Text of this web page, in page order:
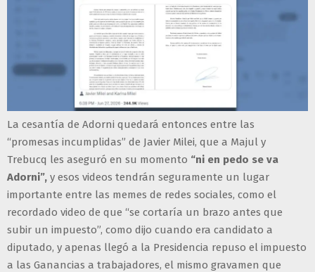
La cesantía de Adorni quedará entonces entre las
“promesas incumplidas” de Javier Milei, que a Majul y
Trebucq les aseguró en su momento “ni en pedo se va
Adorni”, y esos videos tendrán seguramente un lugar
importante entre las memes de redes sociales, como el
recordado video de que “se cortaría un brazo antes que
subir un impuesto”, como dijo cuando era candidato a
diputado, y apenas llegó a la Presidencia repuso el impuesto
a las Ganancias a trabajadores, el mismo gravamen que